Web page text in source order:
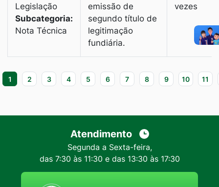
Legislação
Subcategoria:
Nota Técnica
emissão de
segundo título de
legitimação
fundiária.
vezes
1 2 3 4 5 6 7 8 9 10 11
Atendimento
Segunda a Sexta-feira,
das 7:30 às 11:30 e das 13:30 às 17:30